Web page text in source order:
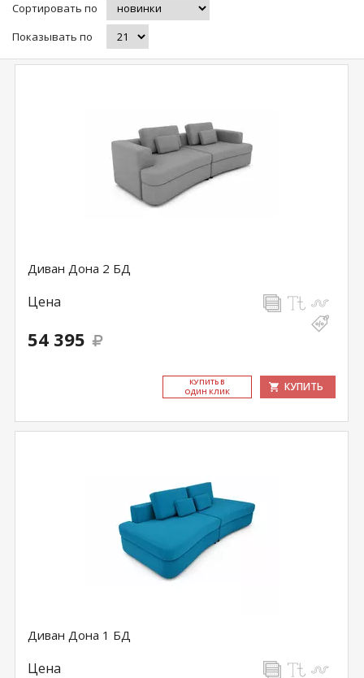
Сортировать по
Показывать по
Диван Дона 2 БД
Цена
54 395
КУ­ПИТЬ В
ОДИН КЛИК
КУПИТЬ
Диван Дона 1 БД
Цена